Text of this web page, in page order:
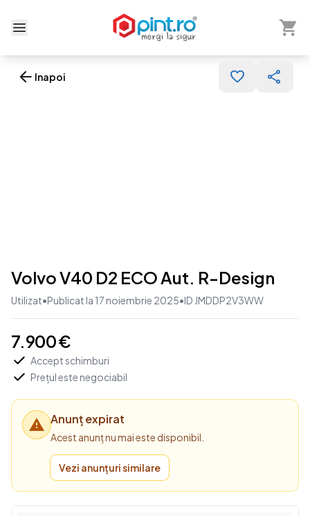
Deschide meniu
Arată
Inapoi
Volvo V40 D2 ECO Aut. R-Design
Utilizat•Publicat la 17 noiembrie 2025•ID JMDDP2V3WW
7.900 €
Accept schimburi
Prețul este negociabil
Anunț expirat
Acest anunț nu mai este disponibil.
Vezi anunțuri similare